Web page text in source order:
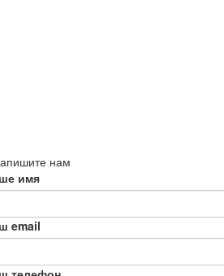
нам
имя
email